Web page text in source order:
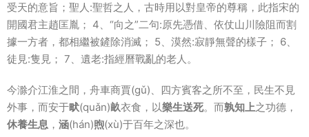
受天的意旨；聖人:聖哲之人，古時用以對皇帝的尊稱，此指宋的
開國君主趙匡胤； 4、“向之”二句:原先憑借、依仗山川險阻而割
據一方者，都相繼被鏟除消滅； 5、漠然:寂靜無聲的樣子； 6、
徒見:隻見； 7、遺老:指經曆戰亂的老人。
今滁介江淮之間，舟車商賈(gǔ)、四方賓客之所不至，民生不見
外事，而安于畎(quǎn)畝衣食，以樂生送死。而孰知上之功德，
休養生息 ， 涵(hán)煦(xù)于百年之深也。